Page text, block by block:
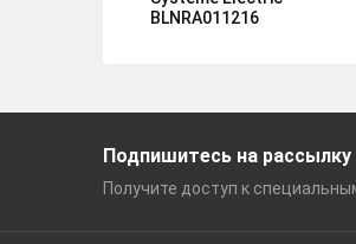
BLNRA011216
Подпишитесь на рассылку
Получите доступ к